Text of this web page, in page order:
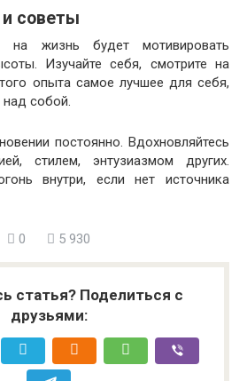
советы
на жизнь будет мотивировать
Изучайте себя, смотрите на
опыта самое лучшее для себя,
над собой.
постоянно. Вдохновляйтесь
стилем, энтузиазмом других.
внутри, если нет источника
0 5 930
статья? Поделиться с
друзьями: